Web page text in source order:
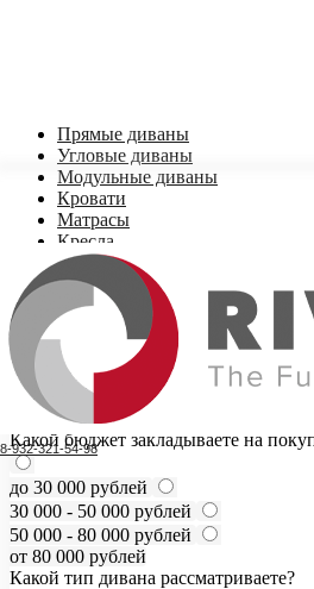
8-932-321-54-98
Прямые диваны
Угловые диваны
Модульные диваны
Кровати
Матрасы
Кресла
Стеллажи, комоды
У нас более 150 диванов в
бюджет.
Подберем диван под ваш бюджет за
пылесос для дивана
Какой бюджет закладываете на
до 30 000 рублей
30 000 - 50 000 рублей
50 000 - 80 000 рублей
от 80 000 рублей
Какой тип дивана рассматриваете?